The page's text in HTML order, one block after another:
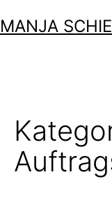
Inhalt
MANJA